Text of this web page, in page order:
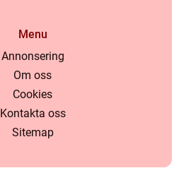
Menu
Annonsering
Om oss
Cookies
Kontakta oss
Sitemap